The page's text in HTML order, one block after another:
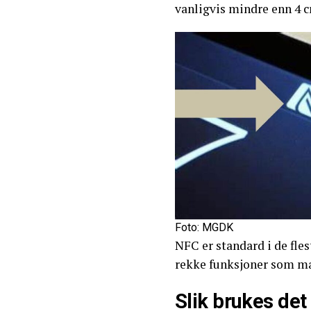
vanligvis mindre enn 4
Foto: MGDK
NFC er standard i de
rekke funksjoner som
Slik brukes det